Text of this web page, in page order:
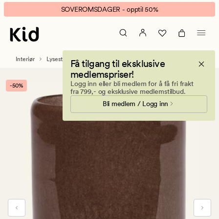
Sirius
large
telysholder
brun
banner.
Klikk
ESCAPE
pause.
SOVEROMSDAGER - opptil 50%
Få tilgang til eksklusive
medlemspriser!
Logg inn eller bli medlem for å få fri frakt
fra 799,- og eksklusive medlemstilbud.
Bli medlem / Logg inn
Interiør Lysestaker og telysholdere
-50%